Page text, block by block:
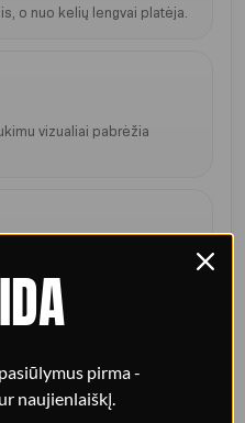
o nuo kelių lengvai platėja.
vizualiai pabrėžia
išvengti
pirma -
naujienlaiškį.